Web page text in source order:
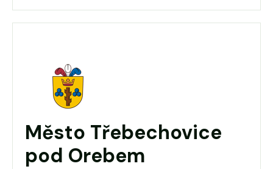
Město Třebechovice
pod Orebem